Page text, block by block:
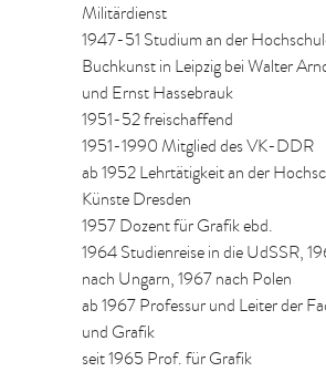
Militärdienst
1947-51 Studium an der
Buchkunst in Leipzig bei Walter
und Ernst Hassebrauk
1951-52 freischaffend
1951-1990 Mitglied des VK-DDR
ab 1952 Lehrtätigkeit an der
Künste Dresden
1957 Dozent für Grafik ebd.
1964 Studienreise in die UdSSR,
nach Ungarn, 1967 nach Polen
ab 1967 Professur und Leiter der
und Grafik
seit 1965 Prof. für Grafik